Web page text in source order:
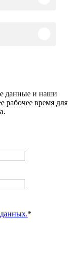
данные и наши
рабочее время для
*